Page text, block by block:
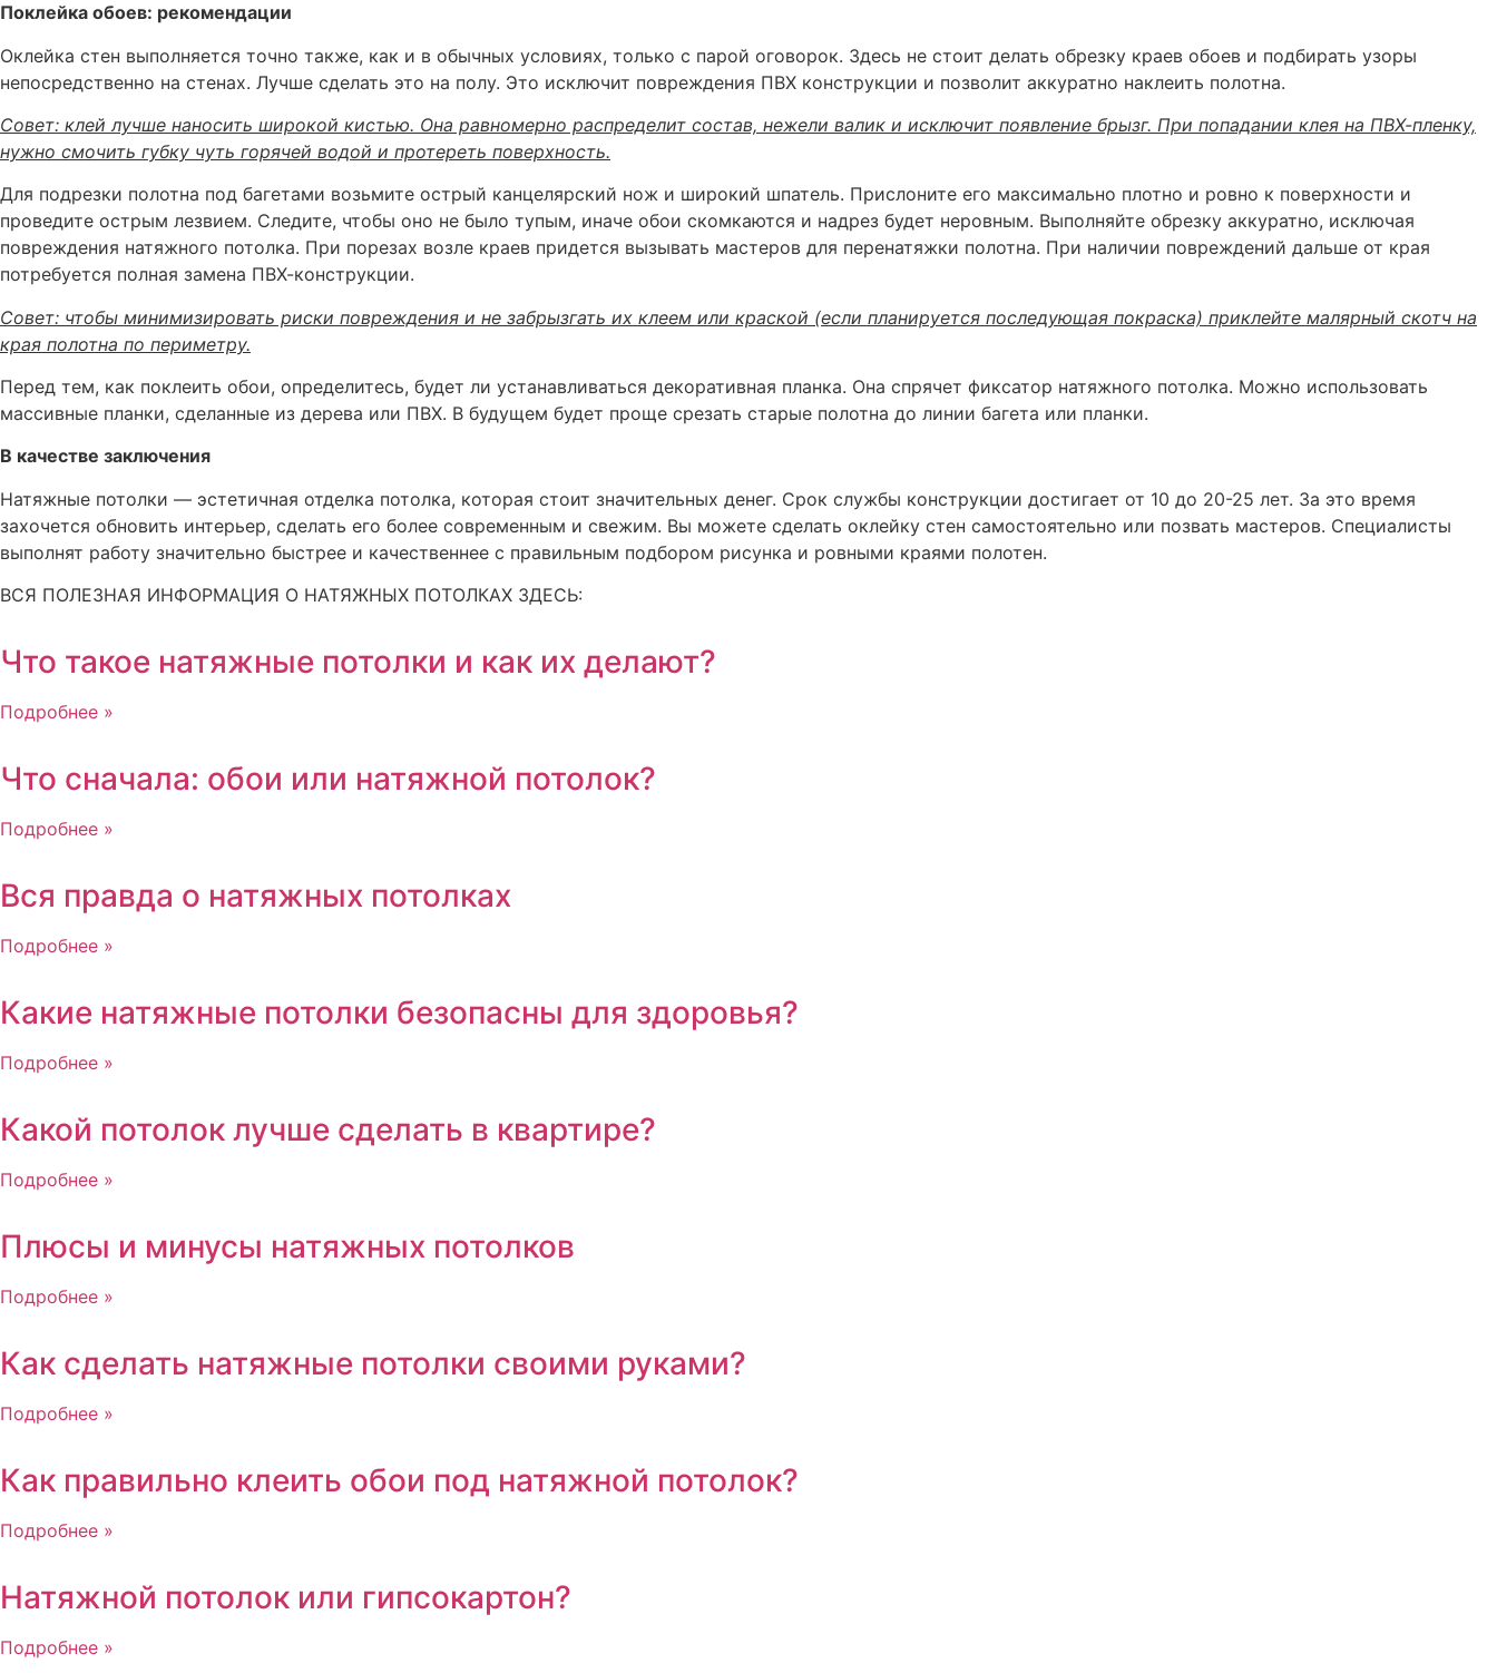
Поклейка обоев: рекомендации
Оклейка стен выполняется точно также, как и в обычных условиях, только с парой оговорок. Здесь не стоит делать обрезку краев обоев и подбирать узоры
непосредственно на стенах. Лучше сделать это на полу. Это исключит повреждения ПВХ конструкции и позволит аккуратно наклеить полотна.
Совет: клей лучше наносить широкой кистью. Она равномерно распределит состав, нежели валик и исключит появление брызг. При попадании клея на ПВХ-пленку,
нужно смочить губку чуть горячей водой и протереть поверхность.
Для подрезки полотна под багетами возьмите острый канцелярский нож и широкий шпатель. Прислоните его максимально плотно и ровно к поверхности и
проведите острым лезвием. Следите, чтобы оно не было тупым, иначе обои скомкаются и надрез будет неровным. Выполняйте обрезку аккуратно, исключая
повреждения натяжного потолка. При порезах возле краев придется вызывать мастеров для перенатяжки полотна. При наличии повреждений дальше от края
потребуется полная замена ПВХ-конструкции.
Совет: чтобы минимизировать риски повреждения и не забрызгать их клеем или краской (если планируется последующая покраска) приклейте малярный скотч на
края полотна по периметру.
Перед тем, как поклеить обои, определитесь, будет ли устанавливаться декоративная планка. Она спрячет фиксатор натяжного потолка. Можно использовать
массивные планки, сделанные из дерева или ПВХ. В будущем будет проще срезать старые полотна до линии багета или планки.
В качестве заключения
Натяжные потолки — эстетичная отделка потолка, которая стоит значительных денег. Срок службы конструкции достигает от 10 до 20-25 лет. За это время
захочется обновить интерьер, сделать его более современным и свежим. Вы можете сделать оклейку стен самостоятельно или позвать мастеров. Специалисты
выполнят работу значительно быстрее и качественнее с правильным подбором рисунка и ровными краями полотен.
ВСЯ ПОЛЕЗНАЯ ИНФОРМАЦИЯ О НАТЯЖНЫХ ПОТОЛКАХ ЗДЕСЬ:
Что такое натяжные потолки и как их делают?
Подробнее »
Что сначала: обои или натяжной потолок?
Подробнее »
Вся правда о натяжных потолках
Подробнее »
Какие натяжные потолки безопасны для здоровья?
Подробнее »
Какой потолок лучше сделать в квартире?
Подробнее »
Плюсы и минусы натяжных потолков
Подробнее »
Как сделать натяжные потолки своими руками?
Подробнее »
Как правильно клеить обои под натяжной потолок?
Подробнее »
Натяжной потолок или гипсокартон?
Подробнее »